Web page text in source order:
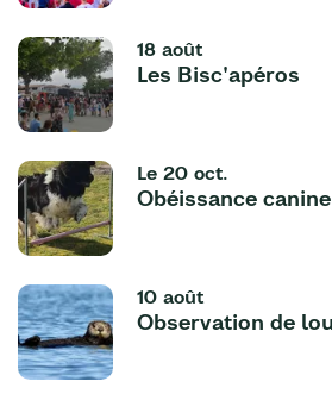
18 août
Les Bisc'apéros
Le 20 oct.
Obéissance
10 août
Observation de